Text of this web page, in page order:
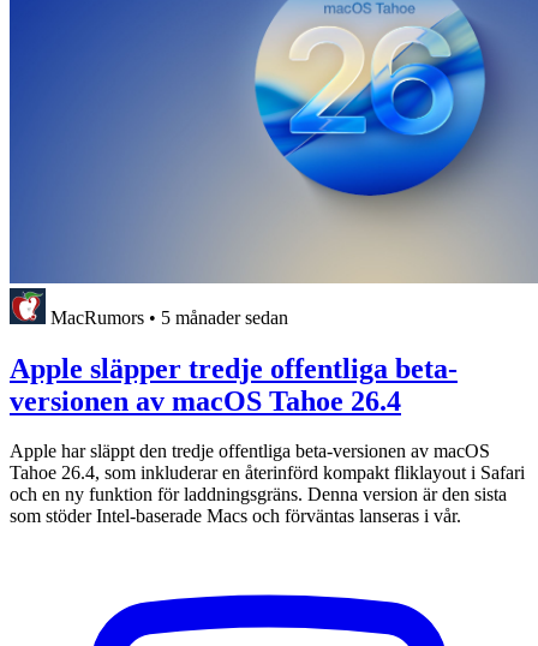
MacRumors • 5 månader sedan
Apple släpper tredje offentliga beta-
versionen av macOS Tahoe 26.4
Apple har släppt den tredje offentliga beta-versionen av macOS
Tahoe 26.4, som inkluderar en återinförd kompakt fliklayout i Safari
och en ny funktion för laddningsgräns. Denna version är den sista
som stöder Intel-baserade Macs och förväntas lanseras i vår.